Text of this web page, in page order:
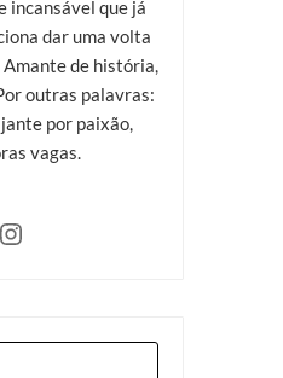
incansável que já
dar uma volta
Amante de história,
outras palavras:
por paixão,
vagas.